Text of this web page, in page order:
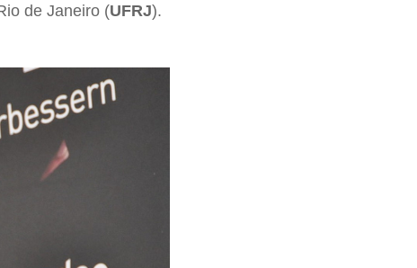
de Janeiro (UFRJ).